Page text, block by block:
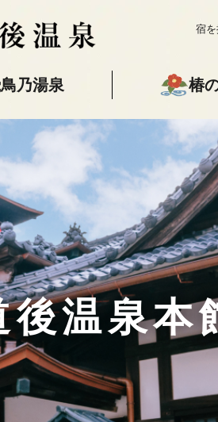
宿
又新殿
又新殿
各部屋の紹介
乃湯泉 椿
後温泉本